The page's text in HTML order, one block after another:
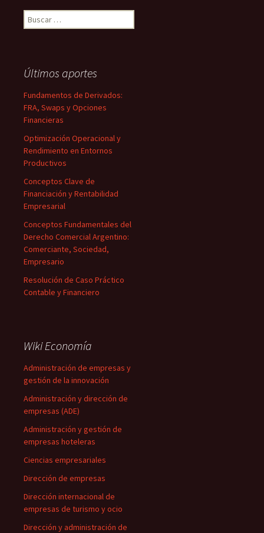
Buscar:
Últimos aportes
Fundamentos de Derivados:
FRA, Swaps y Opciones
Financieras
Optimización Operacional y
Rendimiento en Entornos
Productivos
Conceptos Clave de
Financiación y Rentabilidad
Empresarial
Conceptos Fundamentales del
Derecho Comercial Argentino:
Comerciante, Sociedad,
Empresario
Resolución de Caso Práctico
Contable y Financiero
Wiki Economía
Administración de empresas y
gestión de la innovación
Administración y dirección de
empresas (ADE)
Administración y gestión de
empresas hoteleras
Ciencias empresariales
Dirección de empresas
Dirección internacional de
empresas de turismo y ocio
Dirección y administración de